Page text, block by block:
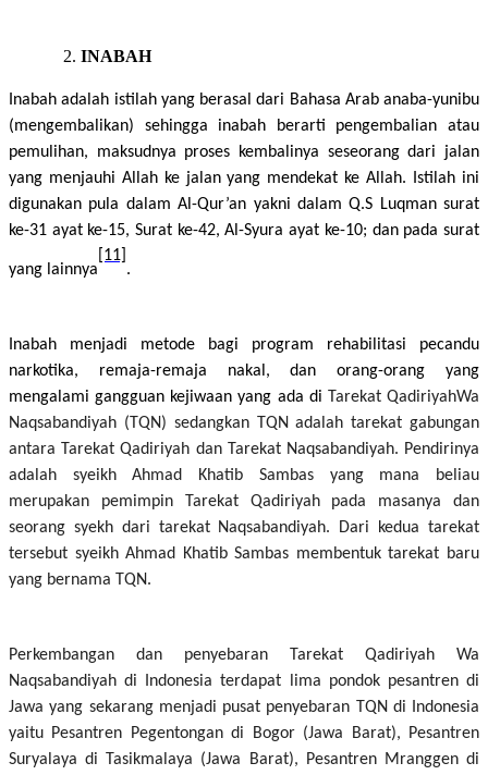
INABAH
Inabah adalah istilah yang berasal dari Bahasa Arab anaba-yunibu
(mengembalikan) sehingga inabah berarti pengembalian atau
pemulihan, maksudnya proses kembalinya seseorang dari jalan
yang menjauhi Allah ke jalan yang mendekat ke Allah. Istilah ini
digunakan pula dalam Al-Qur’an yakni dalam Q.S Luqman surat
ke-31 ayat ke-15, Surat ke-42, Al-Syura ayat ke-10; dan pada surat
yang lainnya
[11]
.
Inabah menjadi metode bagi program rehabilitasi pecandu
narkotika, remaja-remaja nakal, dan orang-orang yang
mengalami gangguan kejiwaan yang ada di Tarekat QadiriyahWa
Naqsabandiyah (TQN) sedangkan TQN adalah tarekat gabungan
antara Tarekat Qadiriyah dan Tarekat Naqsabandiyah. Pendirinya
adalah syeikh Ahmad Khatib Sambas yang mana beliau
merupakan pemimpin Tarekat Qadiriyah pada masanya dan
seorang syekh dari tarekat Naqsabandiyah. Dari kedua tarekat
tersebut syeikh Ahmad Khatib Sambas membentuk tarekat baru
yang bernama TQN.
Perkembangan dan penyebaran Tarekat Qadiriyah Wa
Naqsabandiyah di Indonesia terdapat lima pondok pesantren di
Jawa yang sekarang menjadi pusat penyebaran TQN di Indonesia
yaitu Pesantren Pegentongan di Bogor (Jawa Barat), Pesantren
Suryalaya di Tasikmalaya (Jawa Barat), Pesantren Mranggen di